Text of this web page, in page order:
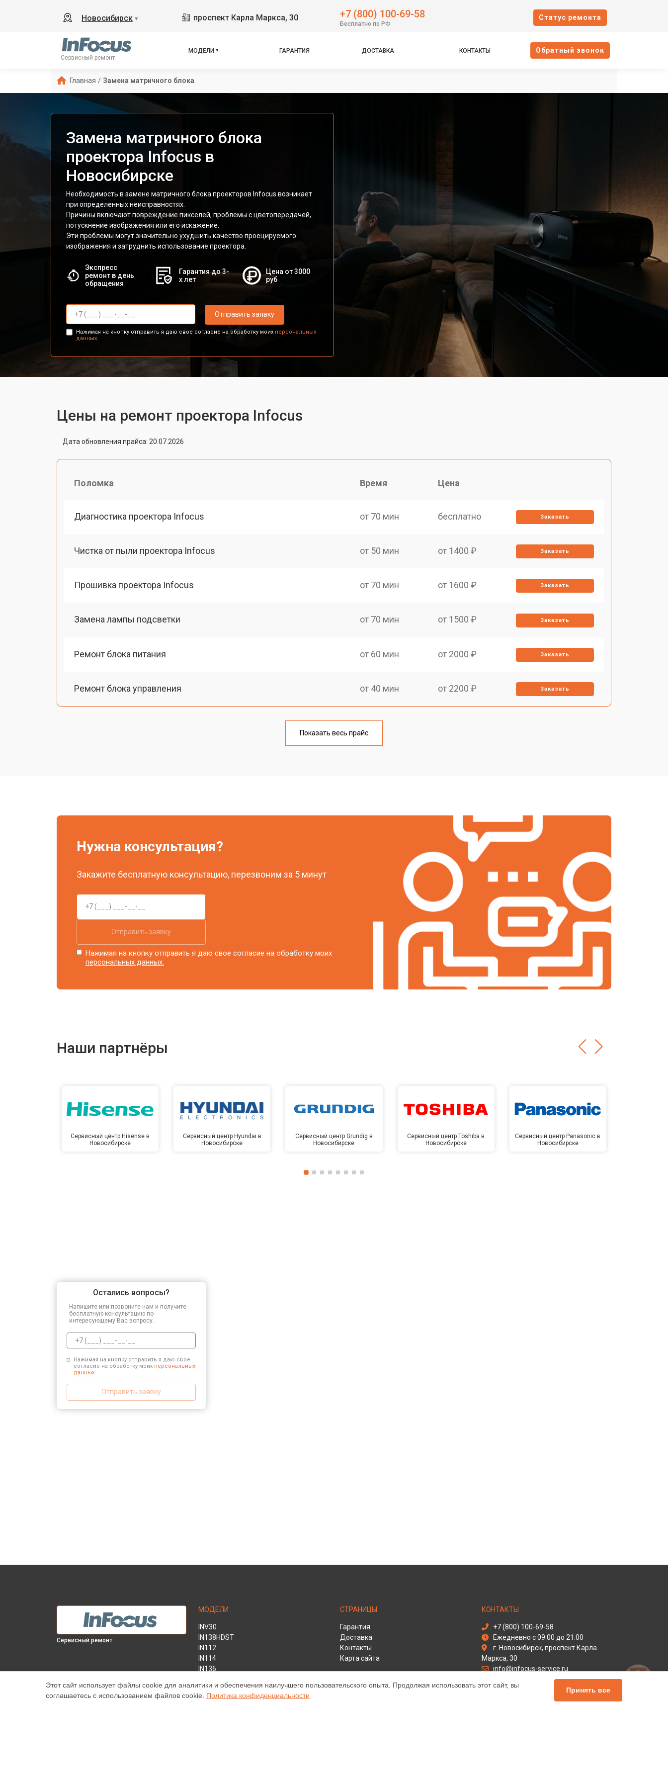
Новосибирск ▼ проспект Карла Маркса, 30 +7 (800) 100-69-58
Бесплатно по РФ
Cтатус ремонта
Сервисный ремонт
МОДЕЛИ ГАРАНТИЯ ДОСТАВКА КОНТАКТЫ Oбратный звонок
Главная / Замена матричного блока
Замена матричного блока
проектора Infocus в
Новосибирске
Необходимость в замене матричного блока проекторов Infocus возникает
при определенных неисправностях.
Причины включают повреждение пикселей, проблемы с цветопередачей,
потускнение изображения или его искажение.
Эти проблемы могут значительно ухудшить качество проецируемого
изображения и затруднить использование проектора.
Экспресс
ремонт в день
обращения
Гарантия до 3-
х лет
Цена от 3000
руб
Отправить заявку
Нажимая на кнопку отправить я даю свое согласие на обработку моих персональных
данных.
Цены на ремонт проектора Infocus
Дата обновления прайса: 20.07.2026
Поломка Время Цена
Диагностика проектора Infocus от 70 мин бесплатно Заказать
Чистка от пыли проектора Infocus от 50 мин от 1400 ₽ Заказать
Прошивка проектора Infocus от 70 мин от 1600 ₽ Заказать
Замена лампы подсветки от 70 мин от 1500 ₽ Заказать
Ремонт блока питания от 60 мин от 2000 ₽ Заказать
Ремонт блока управления от 40 мин от 2200 ₽ Заказать
от 90 мин
от 1450 ₽
от 1900 ₽ Заказать
Показать весь прайс
Нужна консультация?
Закажите бесплатную консультацию, перезвоним за 5 минут
Отправить заявку
Нажимая на кнопку отправить я даю свое согласие на обработку моих
персональных данных.
Наши партнёры
Сервисный центр Hisense в
Новосибирске
Сервисный центр Hyundai в
Новосибирске
Сервисный центр Grundig в
Новосибирске
Сервисный центр Toshiba в
Новосибирске
Сервисный центр Panasonic в
Новосибирске
Остались вопросы?
Напишите или позвоните нам и получите
бесплатную консультацию по
интересующему Вас вопросу.
Нажимая на кнопку отправить я даю свое
согласие на обработку моих персональных
данных.
Отправить заявку
Сервисный ремонт
МОДЕЛИ
INV30
IN138HDST
IN112
IN114
IN136
IN1046
IN2138HD
СТРАНИЦЫ
Гарантия
Доставка
Контакты
Карта сайта
КОНТАКТЫ
+7 (800) 100-69-58
Ежедневно с 09:00 до 21:00
г. Новосибирск, проспект Карла
Маркса, 30
info@infocus-service.ru
Политика конфиденциальности
Этот сайт использует файлы cookie для аналитики и обеспечения наилучшего пользовательского опыта. Продолжая использовать этот сайт, вы
соглашаетесь с использованием файлов cookie. Политика конфиденциальности
Принять все